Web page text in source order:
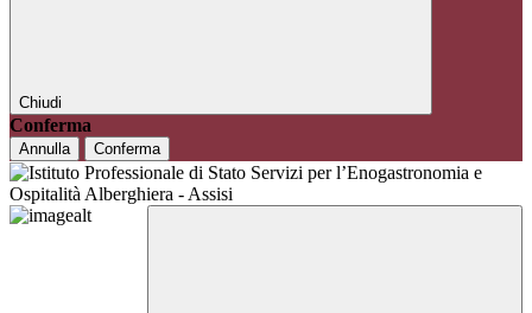
Chiudi
Conferma
Annulla Conferma